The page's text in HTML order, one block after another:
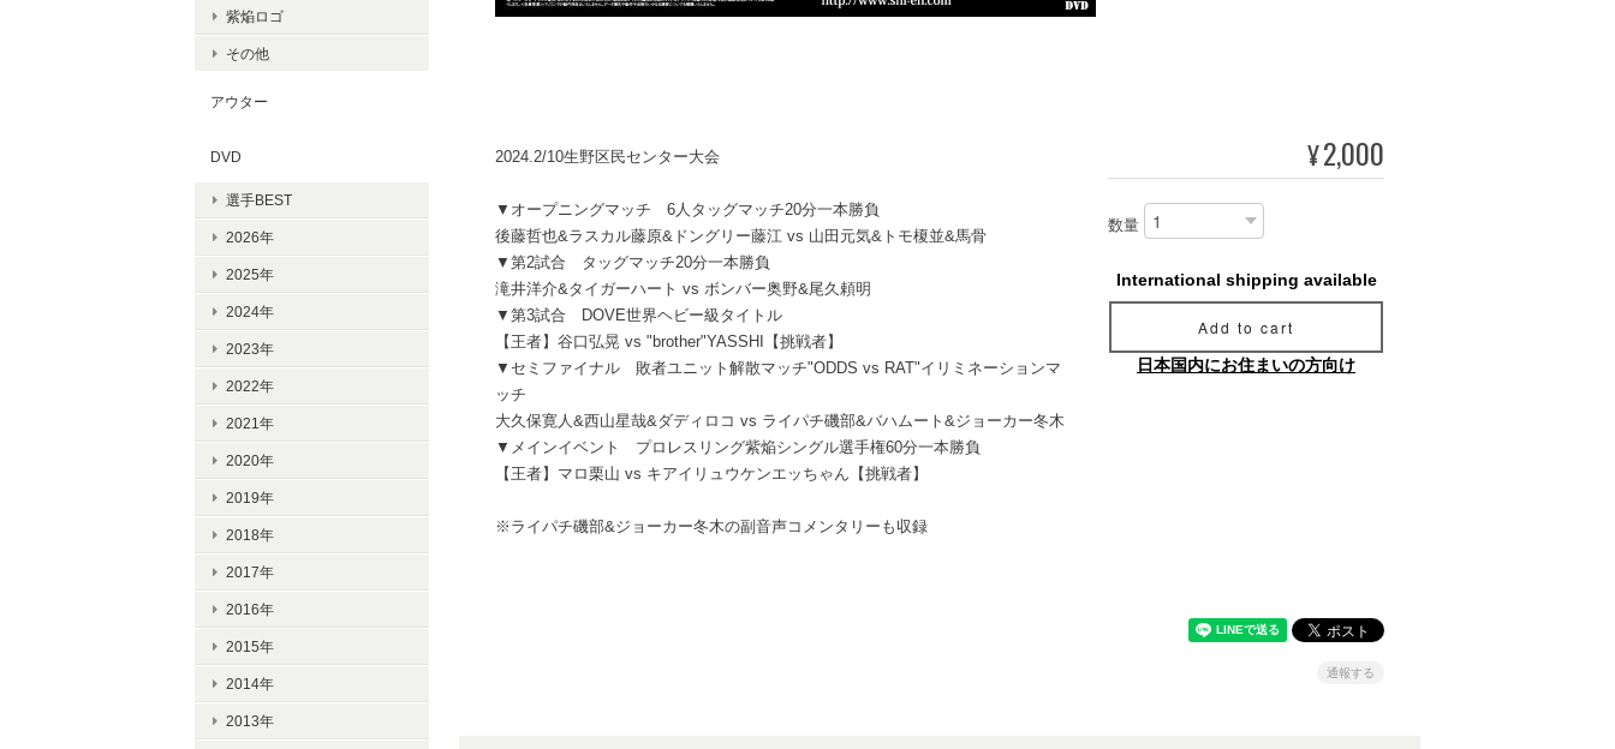
2024.2/10生野区民センター大会
▼オープニングマッチ 6人タッグマッチ20分一本勝負
後藤哲也&ラスカル藤原&ドングリー藤江 vs 山田元気&トモ榎並&馬骨
▼第2試合 タッグマッチ20分一本勝負
滝井洋介&タイガーハート vs ボンバー奥野&尾久頼明
▼第3試合 DOVE世界ヘビー級タイトル
【王者】谷口弘晃 vs "brother"YASSHI【挑戦者】
▼セミファイナル 敗者ユニット解散マッチ"ODDS vs RAT"イリミネーションマ
ッチ
大久保寛人&西山星哉&ダディロコ vs ライパチ磯部&バハムート&ジョーカー冬木
▼メインイベント プロレスリング紫焔シングル選手権60分一本勝負
【王者】マロ栗山 vs キアイリュウケンエッちゃん【挑戦者】
※ライパチ磯部&ジョーカー冬木の副音声コメンタリーも収録
¥2,000
数量
International shipping available
Add to cart
日本国内にお住まいの方向け
通報する
紫焔ロゴ
その他
アウター
DVD
選手BEST
2026年
2025年
2024年
2023年
2022年
2021年
2020年
2019年
2018年
2017年
2016年
2015年
2014年
2013年